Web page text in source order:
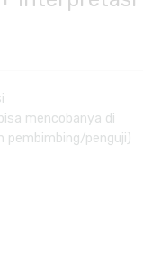
mencobanya di
pembimbing/penguji)